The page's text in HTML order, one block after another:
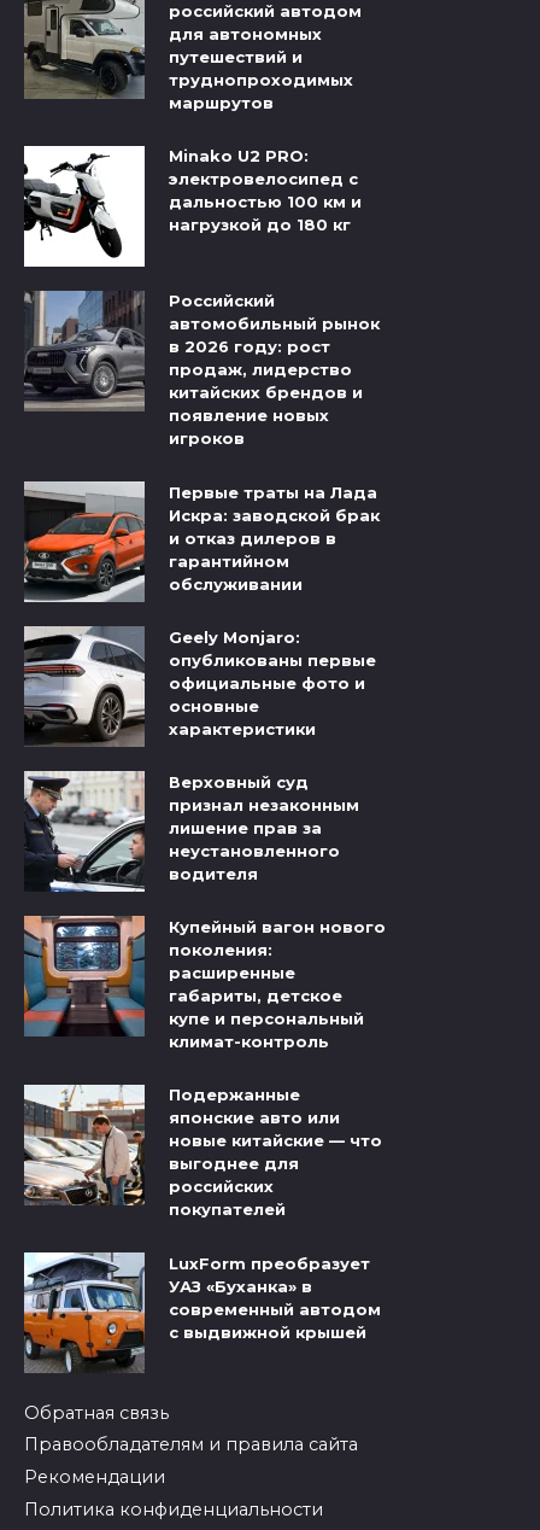
российский автодом
для автономных
путешествий и
труднопроходимых
маршрутов
Minako U2 PRO:
электровелосипед с
дальностью 100 км и
нагрузкой до 180 кг
Российский
автомобильный рынок
в 2026 году: рост
продаж, лидерство
китайских брендов и
появление новых
игроков
Первые траты на Лада
Искра: заводской брак
и отказ дилеров в
гарантийном
обслуживании
Geely Monjaro:
опубликованы первые
официальные фото и
основные
характеристики
Верховный суд
признал незаконным
лишение прав за
неустановленного
водителя
Купейный вагон нового
поколения:
расширенные
габариты, детское
купе и персональный
климат-контроль
Подержанные
японские авто или
новые китайские — что
выгоднее для
российских
покупателей
LuxForm преобразует
УАЗ «Буханка» в
современный автодом
с выдвижной крышей
Обратная связь
Правообладателям и правила сайта
Рекомендации
Политика конфиденциальности